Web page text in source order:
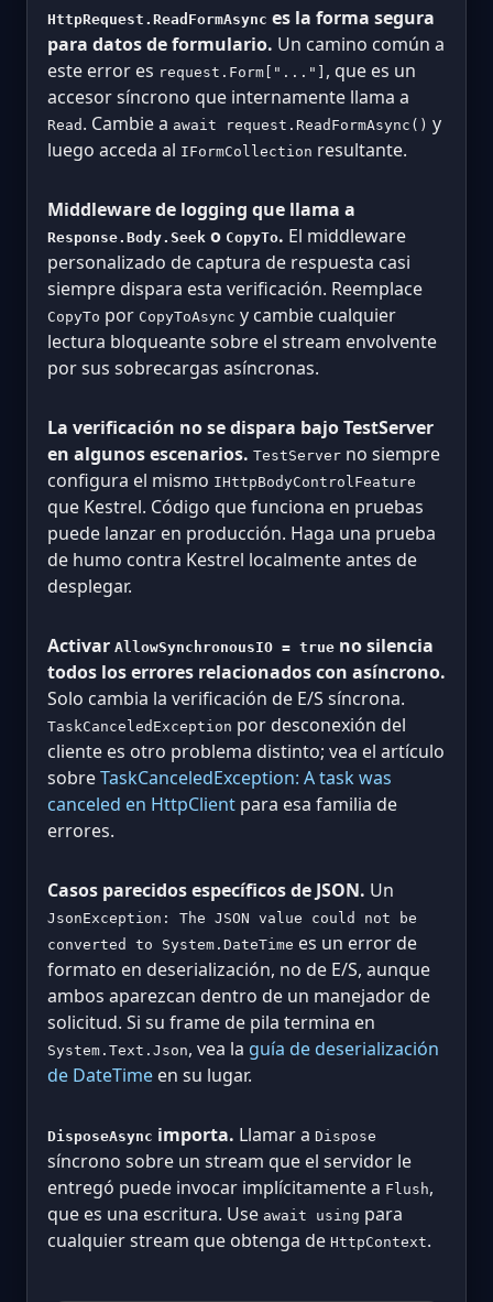
HttpRequest.ReadFormAsync es la forma segura
para datos de formulario. Un camino común a
este error es request.Form["..."] , que es un
accesor síncrono que internamente llama a
Read . Cambie a await request.ReadFormAsync() y
luego acceda al IFormCollection resultante.
Middleware de logging que llama a
Response.Body.Seek o CopyTo. El middleware
personalizado de captura de respuesta casi
siempre dispara esta verificación. Reemplace
CopyTo por CopyToAsync y cambie cualquier
lectura bloqueante sobre el stream envolvente
por sus sobrecargas asíncronas.
La verificación no se dispara bajo TestServer
en algunos escenarios. TestServer no siempre
configura el mismo IHttpBodyControlFeature
que Kestrel. Código que funciona en pruebas
puede lanzar en producción. Haga una prueba
de humo contra Kestrel localmente antes de
desplegar.
Activar AllowSynchronousIO = true no silencia
todos los errores relacionados con asíncrono.
Solo cambia la verificación de E/S síncrona.
TaskCanceledException por desconexión del
cliente es otro problema distinto; vea el artículo
sobreTaskCanceledException: A task was
canceled en HttpClient para esa familia de
errores.
Casos parecidos específicos de JSON. Un
JsonException: The JSON value could not be
converted to System.DateTime es un error de
formato en deserialización, no de E/S, aunque
ambos aparezcan dentro de un manejador de
solicitud. Si su frame de pila termina en
System.Text.Json, vea la guía de deserialización
de DateTime en su lugar.
DisposeAsync importa. Llamar a Dispose
síncrono sobre un stream que el servidor le
entregó puede invocar implícitamente a Flush,
que es una escritura. Use await using para
cualquier stream que obtenga de HttpContext.